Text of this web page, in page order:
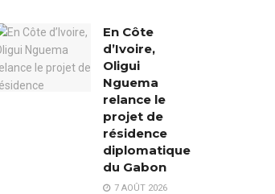
En Côte
d’Ivoire,
Oligui
Nguema
relance le
projet de
résidence
diplomatique
du Gabon
7 AOÛT 2026